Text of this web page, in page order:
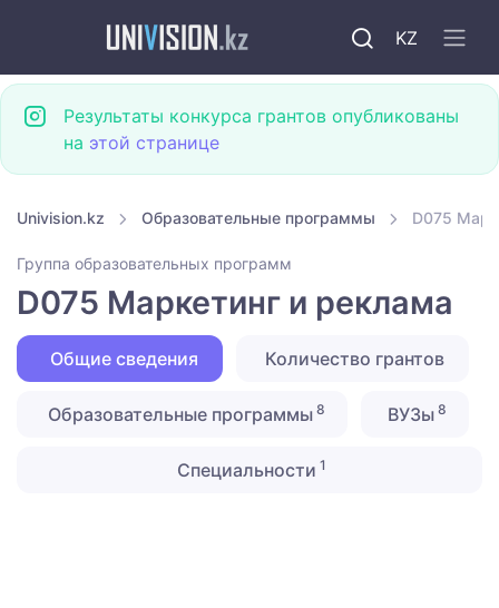
KZ
Результаты конкурса грантов опубликованы
на этой странице
Univision.kz Образовательные программы D075
Группа образовательных программ
D075 Маркетинг и реклама
Общие сведения Количество грантов
Образовательные программы 8 ВУЗы 8
Специальности 1